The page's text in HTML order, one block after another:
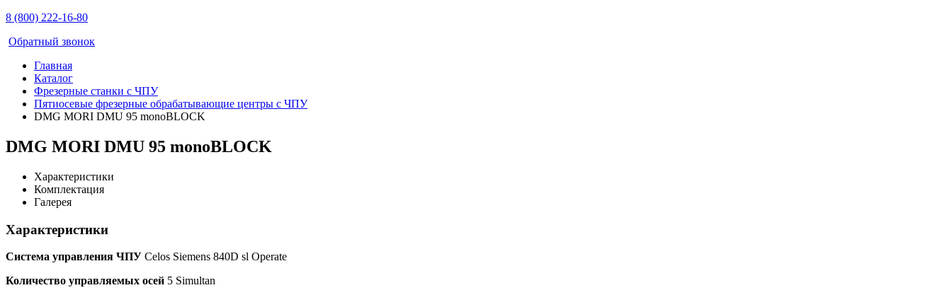
8 (800) 222-16-80
Обратный звонок
Главная
Каталог
Фрезерные станки с ЧПУ
Пятиосевые фрезерные обрабатывающие центры с ЧПУ
DMG MORI DMU 95 monoBLOCK
DMG MORI DMU 95 monoBLOCK
Характеристики
Комплектация
Галерея
Характеристики
Система управления ЧПУ Celos Siemens 840D sl Operate
Количество управляемых осей 5 Simultan